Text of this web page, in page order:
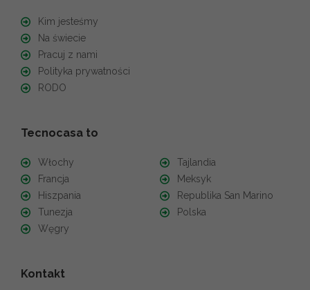
Kim jesteśmy
Na świecie
Pracuj z nami
Polityka prywatności
RODO
Tecnocasa to
Włochy
Francja
Hiszpania
Tunezja
Węgry
Tajlandia
Meksyk
Republika San Marino
Polska
Kontakt